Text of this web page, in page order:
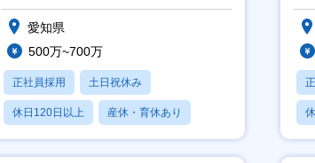
をITで創る。100%直取引・名駅
愛知県
500万~700万
正社員採用 土日祝休み
休日120日以上 産休・育休あり
月残業20時間以内
規